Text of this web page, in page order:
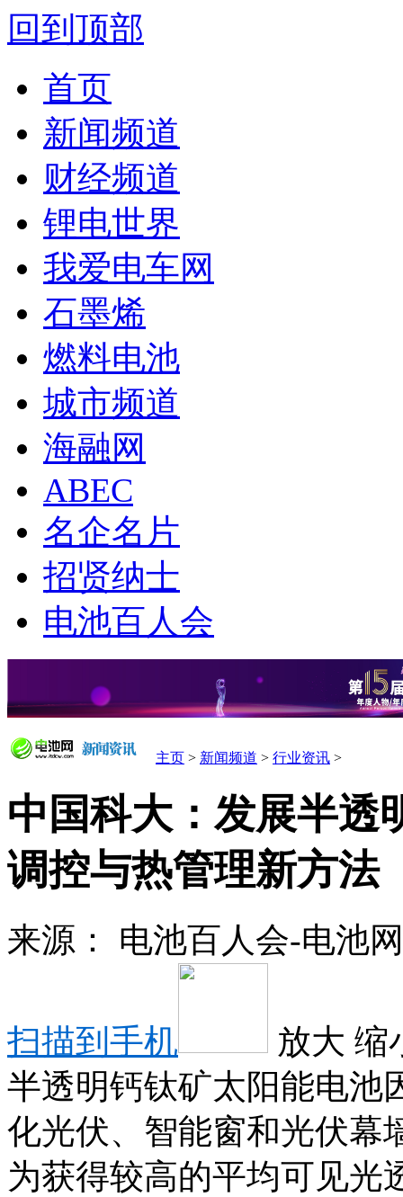
回到顶部
首页
新闻频道
财经频道
锂电世界
我爱电车网
石墨烯
燃料电池
城市频道
海融网
ABEC
名企名片
招贤纳士
电池百人会
主页 > 新闻频道 > 行业资讯 >
中国科大：发展半透
调控与热管理新方法
来源： 电池百人会-电池
扫描到手机 放大 缩
半透明钙钛矿太阳能电池
化光伏、智能窗和光伏幕
为获得较高的平均可见光